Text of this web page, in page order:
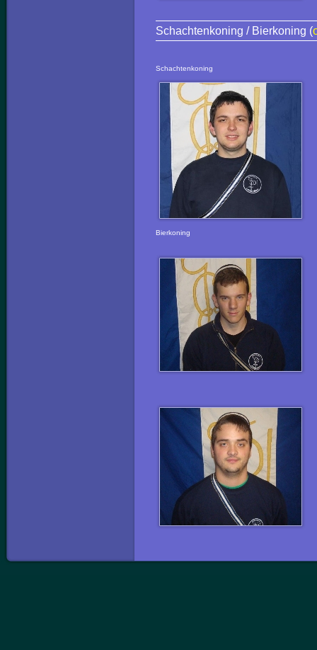
Schachtenkoning / Bierkoning (
Schachtenkoning
Bierkoning